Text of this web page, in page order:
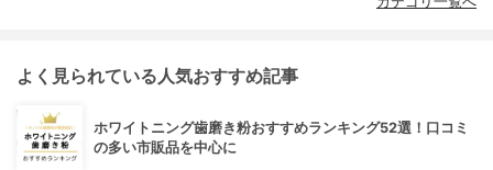
よく見られている人気おすすめ記事
ホワイトニング歯磨き粉おすすめランキング52選！口コミ
の多い市販品を中心に